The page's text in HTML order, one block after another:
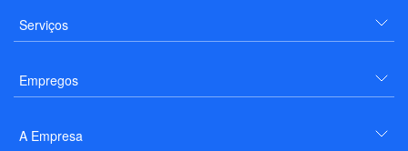
Serviços
Empregos
A Empresa